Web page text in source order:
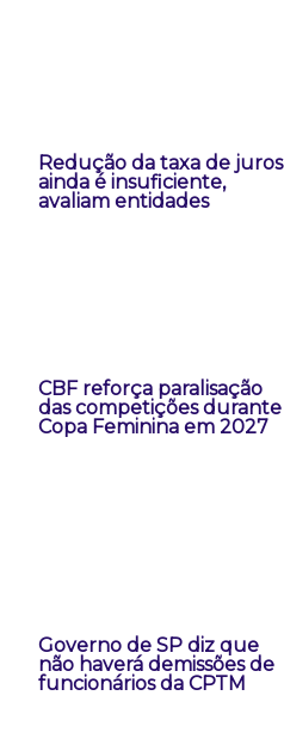
Redução da taxa de juros
ainda é insuficiente,
avaliam entidades
CBF reforça paralisação
das competições durante
Copa Feminina em 2027
Governo de SP diz que
não haverá demissões de
funcionários da CPTM